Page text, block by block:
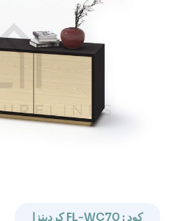
كود : FL-WC70 كردينزا